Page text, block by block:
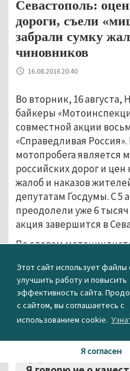
Этот сайт использует
улучшить работу и повысить
эффективность сайта.
с сайтом, вы соглашаетесь с
использованием cookie.
Я согласен
Севастополь:
дороги, съели
забрали сумку
чиновников
16.08.2016 20:40
Во вторник, 16
байкеры
совместной акции
«Справедливая
мотопробега является
российских дорог и цен
жалоб и наказов
депутатам Госдумы. С 5
преодолели уже 6
акция завершится в
По словам
но некоторые участки
серьёзно нервничать,
в Екатеринбург.
байкеры оценили как
отметив дорогу
«Вам